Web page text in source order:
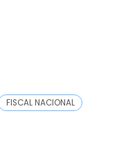
FISCAL NACIONAL